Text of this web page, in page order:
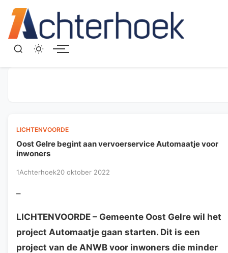
LICHTENVOORDE
Oost Gelre begint aan vervoerservice Automaatje voor
inwoners
1Achterhoek20 oktober 2022
–
LICHTENVOORDE – Gemeente Oost Gelre wil het
project Automaatje gaan starten. Dit is een
project van de ANWB voor inwoners die minder